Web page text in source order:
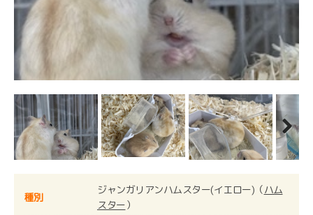
Next
種別
ジャンガリアンハムスター(イエロー)（ハム
スター）